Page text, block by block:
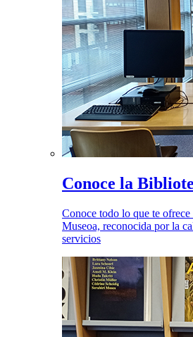
Conoce la
Conoce todo lo que te
Museoa, reconocida por la
servicios